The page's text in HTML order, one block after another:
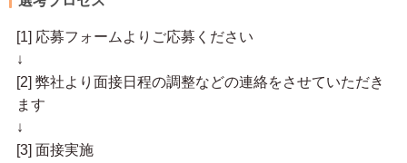
[1] 応募フォームよりご応募ください
↓
[2] 弊社より面接日程の調整などの連絡をさせていただき
ます
↓
[3] 面接実施